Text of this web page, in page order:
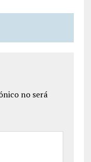
no será